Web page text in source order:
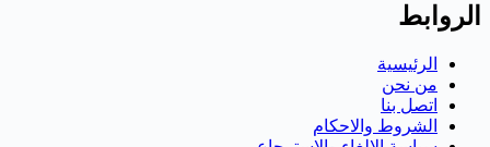
الروابط
الرئيسية
من نحن
اتصل بنا
الشروط والاحكام